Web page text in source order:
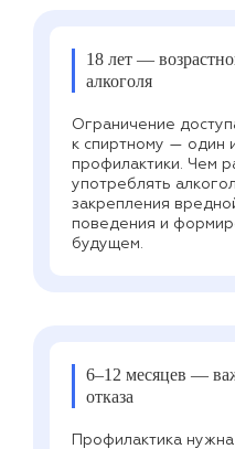
18 лет —
алкоголя
Ограничение
к спиртному — один
профилактики. Чем
употреблять
закрепления
поведения и
будущем.
6–12 месяцев —
отказа
Профилактика